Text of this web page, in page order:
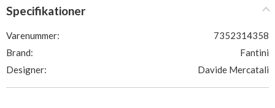
Specifikationer
Varenummer:
7352314358
Brand:
Fantini
Designer:
Davide Mercatali